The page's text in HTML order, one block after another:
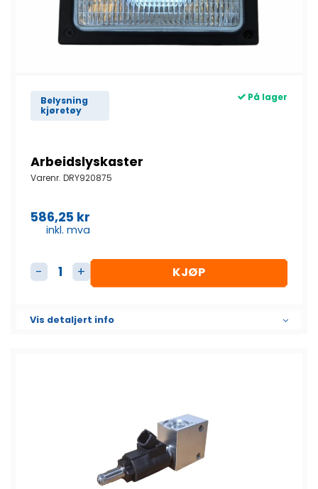
Belysning
kjøretøy
På lager
Arbeidslyskaster
Varenr. DRY920875
586,25 kr
inkl. mva
Arbeidslyskaster antall KJØP
Vis detaljert info